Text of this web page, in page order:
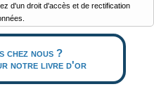
d'un droit d'accès et de rectification
chez nous ?
notre livre d'or